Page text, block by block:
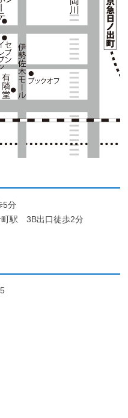
5分
駅 3B出口徒歩2分